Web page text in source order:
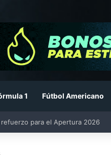
1 Fútbol Americano
fecha, horario, convocados y